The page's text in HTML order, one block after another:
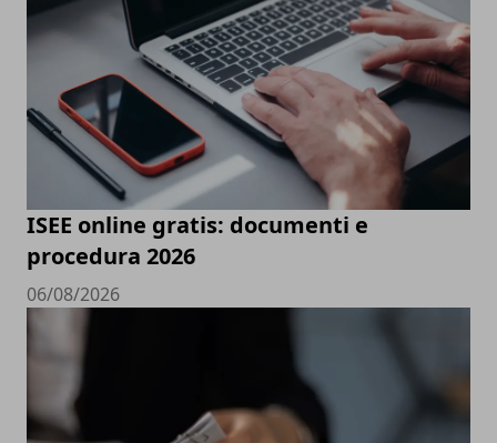
ISEE online gratis: documenti e
procedura 2026
06/08/2026